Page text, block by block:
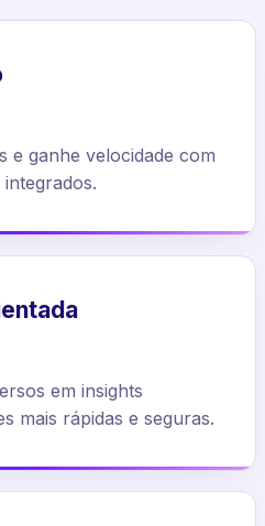
e ganhe velocidade com
em insights
mais rápidas e seguras.